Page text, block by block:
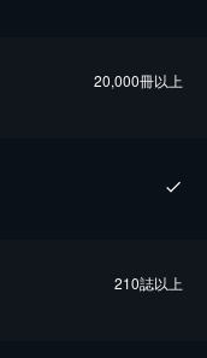
20,000冊以上
210誌以上